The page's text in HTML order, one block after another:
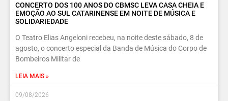
CONCERTO DOS 100 ANOS DO CBMSC LEVA CASA CHEIA E
EMOÇÃO AO SUL CATARINENSE EM NOITE DE MÚSICA E
SOLIDARIEDADE
O Teatro Elias Angeloni recebeu, na noite deste sábado, 8 de
agosto, o concerto especial da Banda de Música do Corpo de
Bombeiros Militar de
LEIA MAIS »
09/08/2026